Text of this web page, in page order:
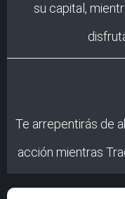
su capital,
Te arrepentirás de
acción mientras